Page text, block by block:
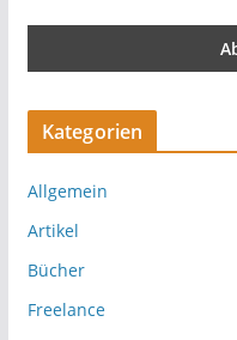
Kategorien
Allgemein
Artikel
Bücher
Freelance